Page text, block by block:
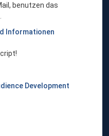
benutzen das
Informationen
Development